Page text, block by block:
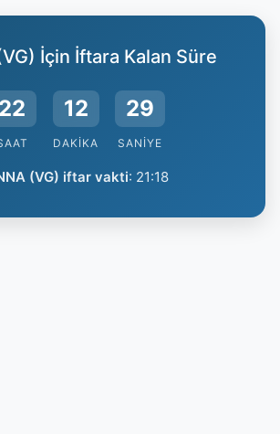
İçin İftara Kalan Süre
22 12
DAKIKA
29
SANIYE
(VG) iftar vakti: 21:18